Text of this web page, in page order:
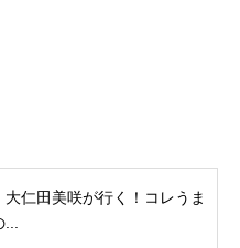
大仁田美咲が行く！コレうま